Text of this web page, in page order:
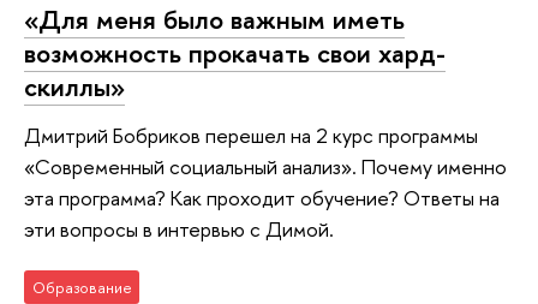
«Для меня было важным иметь
возможность прокачать свои хард-
скиллы»
Дмитрий Бобриков перешел на 2 курс программы
«Современный социальный анализ». Почему именно
эта программа? Как проходит обучение? Ответы на
эти вопросы в интервью с Димой.
Образование